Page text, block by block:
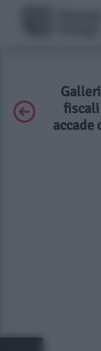
fiscali
accade